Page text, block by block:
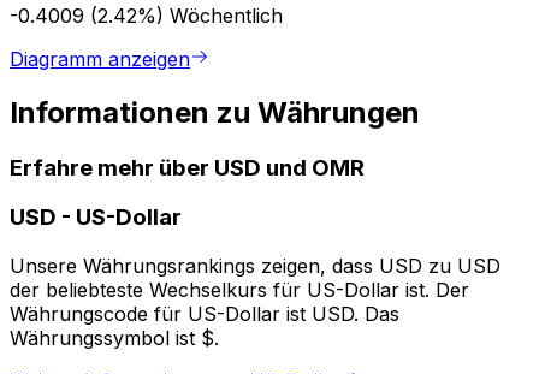
-0.4009 (2.42%) Wöchentlich
Diagramm anzeigen
Informationen zu Währungen
Erfahre mehr über USD und OMR
USD - US-Dollar
Unsere Währungsrankings zeigen, dass USD zu USD
der beliebteste Wechselkurs für US-Dollar ist. Der
Währungscode für US-Dollar ist USD. Das
Währungssymbol ist $.